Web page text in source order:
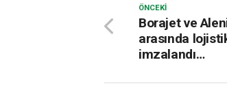
ÖNCEKI
Borajet ve
arasında
imzalandı…